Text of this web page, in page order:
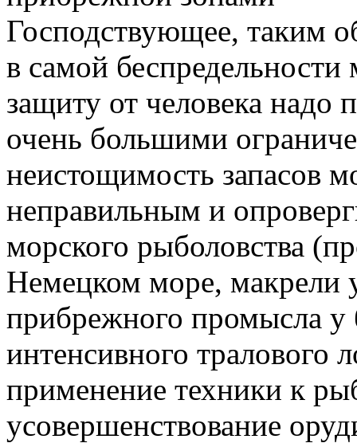
Господствующее, таким
в самой
защиту от человека надо
очень большими
неистощимость запасов
неправильным и
морского рыболовства
Немецком море, макрели
прибрежного промысла у
интенсивного тралового
применение техники к
усовершенствование